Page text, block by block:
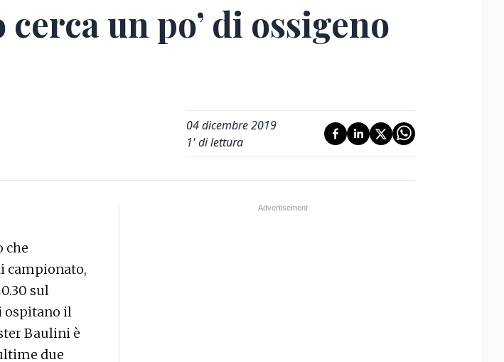
un po’ di ossigeno
04 dicembre 2019
1' di lettura
che
campionato,
sul
ospitano il
Baulini è
due